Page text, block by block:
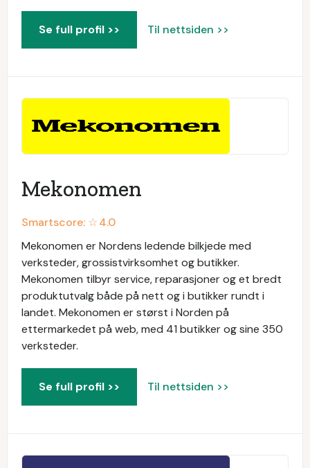
Se full profil >> Til nettsiden >>
Mekonomen
Smartscore: ☆4.0
Mekonomen er Nordens ledende bilkjede med
verksteder, grossistvirksomhet og butikker.
Mekonomen tilbyr service, reparasjoner og et bredt
produktutvalg både på nett og i butikker rundt i
landet. Mekonomen er størst i Norden på
ettermarkedet på web, med 41 butikker og sine 350
verksteder.
Se full profil >> Til nettsiden >>